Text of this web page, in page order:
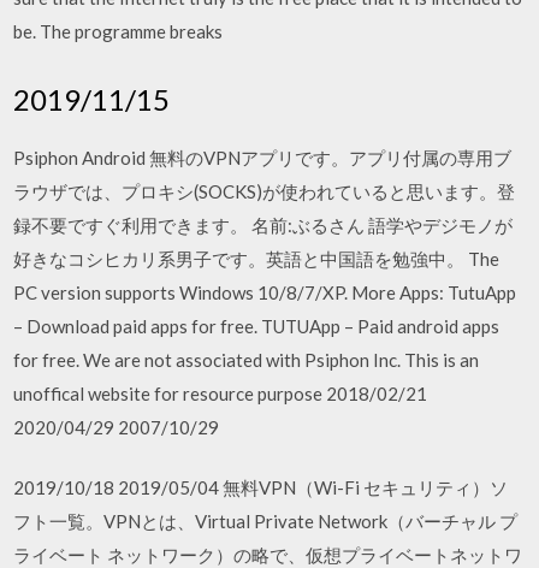
be. The programme breaks
2019/11/15
Psiphon Android 無料のVPNアプリです。アプリ付属の専用ブ
ラウザでは、プロキシ(SOCKS)が使われていると思います。登
録不要ですぐ利用できます。 名前:ぶるさん 語学やデジモノが
好きなコシヒカリ系男子です。英語と中国語を勉強中。 The
PC version supports Windows 10/8/7/XP. More Apps: TutuApp
– Download paid apps for free. TUTUApp – Paid android apps
for free. We are not associated with Psiphon Inc. This is an
unoffical website for resource purpose 2018/02/21
2020/04/29 2007/10/29
2019/10/18 2019/05/04 無料VPN（Wi-Fi セキュリティ）ソ
フト一覧。VPNとは、Virtual Private Network（バーチャル プ
ライベート ネットワーク）の略で、仮想プライベートネットワ